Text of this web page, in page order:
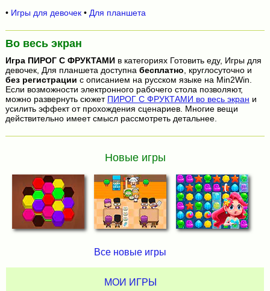
• Игры для девочек• Для планшета
Во весь экран
Игра ПИРОГ С ФРУКТАМИв категориях Готовить еду, Игры для
девочек, Для планшета доступна бесплатно , круглосуточно и
без регистрации с описанием на русском языке на Min2Win.
Если возможности электронного рабочего стола позволяют,
можно развернуть сюжет ПИРОГ С ФРУКТАМИ во весь экран и
усилить эффект от прохождения сценариев. Многие вещи
действительно имеет смысл рассмотреть детальнее.
Новые игры
Все новые игры
МОИ ИГРЫ